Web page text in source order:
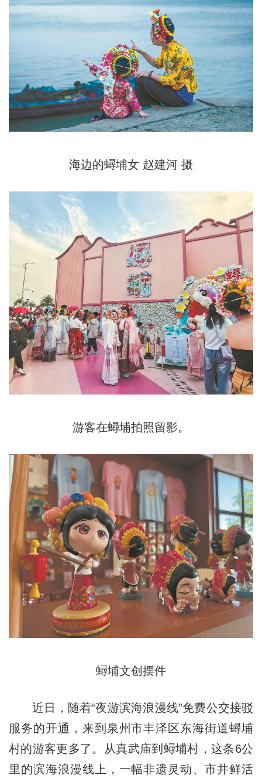
海边的蟳埔女 赵建河 摄
游客在蟳埔拍照留影。
蟳埔文创摆件
近日，随着“夜游滨海浪漫线”免费公交接驳
服务的开通，来到泉州市丰泽区东海街道蟳埔
村的游客更多了。从真武庙到蟳埔村，这条6公
里的滨海浪漫线上，一幅非遗灵动、市井鲜活